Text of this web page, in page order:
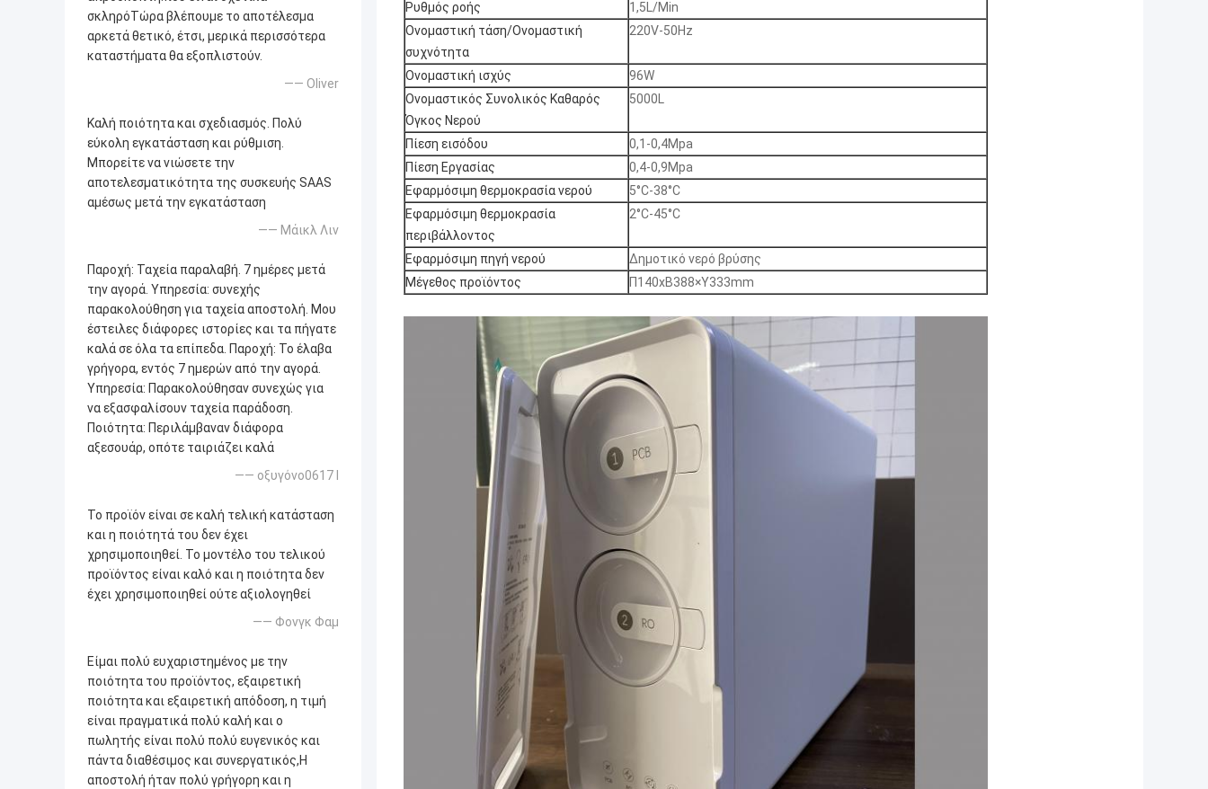
σκληρόΤώρα βλέπουμε το αποτέλεσμα
αρκετά θετικό, έτσι, μερικά περισσότερα
καταστήματα θα εξοπλιστούν.
—— Oliver
Καλή ποιότητα και σχεδιασμός. Πολύ
εύκολη εγκατάσταση και ρύθμιση.
Μπορείτε να νιώσετε την
αποτελεσματικότητα της συσκευής SAAS
αμέσως μετά την εγκατάσταση
—— Μάικλ Λιν
Παροχή: Ταχεία παραλαβή. 7 ημέρες μετά
την αγορά. Υπηρεσία: συνεχής
παρακολούθηση για ταχεία αποστολή. Μου
έστειλες διάφορες ιστορίες και τα πήγατε
καλά σε όλα τα επίπεδα. Παροχή: Το έλαβα
γρήγορα, εντός 7 ημερών από την αγορά.
Υπηρεσία: Παρακολούθησαν συνεχώς για
να εξασφαλίσουν ταχεία παράδοση.
Ποιότητα: Περιλάμβαναν διάφορα
αξεσουάρ, οπότε ταιριάζει καλά
—— οξυγόνο0617 l
Το προϊόν είναι σε καλή τελική κατάσταση
και η ποιότητά του δεν έχει
χρησιμοποιηθεί. Το μοντέλο του τελικού
προϊόντος είναι καλό και η ποιότητα δεν
έχει χρησιμοποιηθεί ούτε αξιολογηθεί
—— Φονγκ Φαμ
Είμαι πολύ ευχαριστημένος με την
ποιότητα του προϊόντος, εξαιρετική
ποιότητα και εξαιρετική απόδοση, η τιμή
είναι πραγματικά πολύ καλή και ο
πωλητής είναι πολύ πολύ ευγενικός και
πάντα διαθέσιμος και συνεργατικός,Η
αποστολή ήταν πολύ γρήγορη και η
Ρυθμός ροής
1,5L/Min
Ονομαστική τάση/Ονομαστική
συχνότητα
220V-50Hz
Ονομαστική ισχύς
96W
Ονομαστικός Συνολικός Καθαρός
Όγκος Νερού
5000L
Πίεση εισόδου
0,1-0,4Mpa
Πίεση Εργασίας
0,4-0,9Mpa
Εφαρμόσιμη θερμοκρασία νερού
5°C-38°C
Εφαρμόσιμη θερμοκρασία
περιβάλλοντος
2°C-45°C
Εφαρμόσιμη πηγή νερού
Δημοτικό νερό βρύσης
Μέγεθος προϊόντος
Π140xΒ388×Υ333mm